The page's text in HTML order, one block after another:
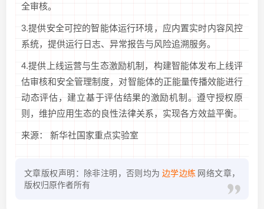
全审核。
3.提供安全可控的智能体运行环境，应内置实时内容风控
系统，提供运行日志、异常报告与风险追溯服务。
4.提供上线运营与生态激励机制，构建智能体发布上线评
估审核和安全管理制度，对智能体的正能量传播效能进行
动态评估，建立基于评估结果的激励机制。遵守授权原
则，维护应用生态的良性法律关系，实现各方效益平衡。
来源： 新华社国家重点实验室
文章版权声明：除非注明，否则均为 边学边练 网络文章，
版权归原作者所有